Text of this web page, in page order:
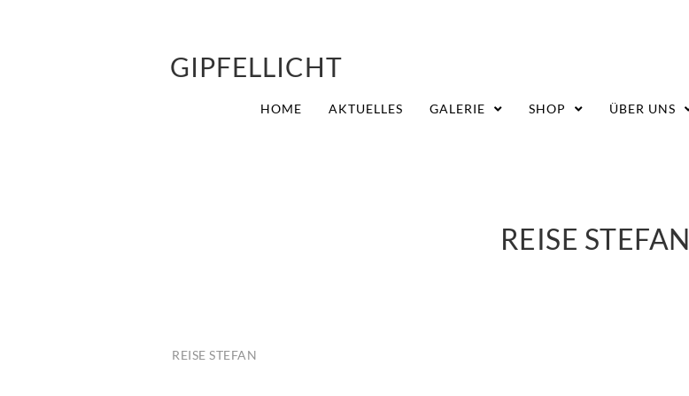
GIPFELLICHT
HOME AKTUELLES GALERIE SHOP ÜBER UNS
REISE STEFAN
REISE STEFAN